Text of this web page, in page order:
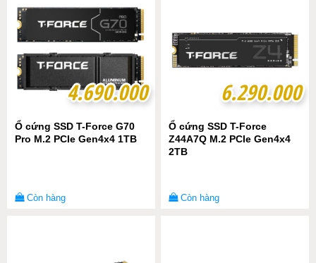
4.690.000
4.690.000
Ổ cứng SSD T-Force G70
Pro M.2 PCIe Gen4x4 1TB
Còn hàng
6.290.000
6.290.000
Ổ cứng SSD T-Force
Z44A7Q M.2 PCIe Gen4x4
2TB
Còn hàng